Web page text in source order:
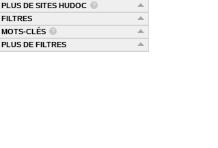
PLUS DE SITES HUDOC
FILTRES
MOTS-CLÉS
PLUS DE FILTRES